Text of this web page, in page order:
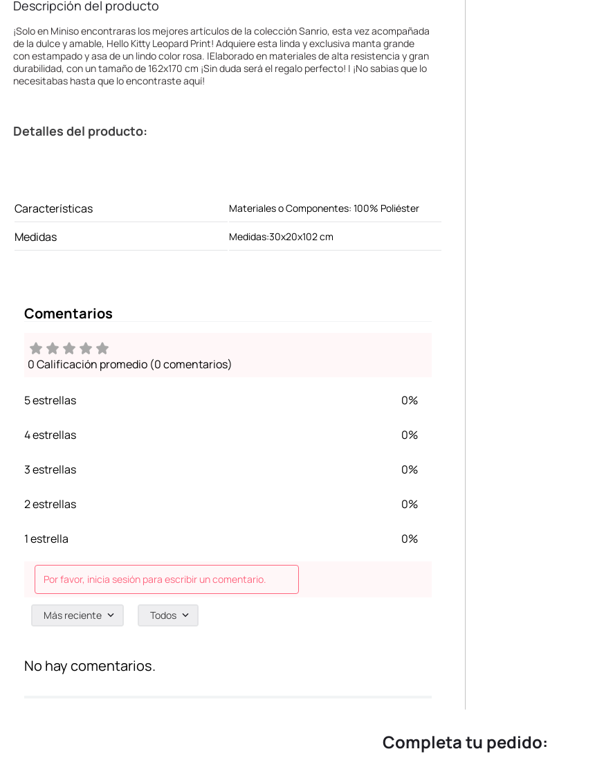
Descripción del producto
¡Solo en Miniso encontraras los mejores artículos de la colección Sanrio, esta vez acompañada
de la dulce y amable, Hello Kitty Leopard Print! Adquiere esta linda y exclusiva manta grande
con estampado y asa de un lindo color rosa. |Elaborado en materiales de alta resistencia y gran
durabilidad, con un tamaño de 162x170 cm ¡Sin duda será el regalo perfecto! | ¡No sabias que lo
necesitabas hasta que lo encontraste aquí!
Detalles del producto:
Características Materiales o Componentes: 100% Poliéster
Medidas Medidas:30x20x102 cm
Comentarios
0 Calificación promedio (0 comentarios)
5 estrellas 0%
4 estrellas 0%
3 estrellas 0%
2 estrellas 0%
1 estrella 0%
Por favor, inicia sesión para escribir un comentario.
Más reciente Todos
No hay comentarios.
Completa tu pedido: